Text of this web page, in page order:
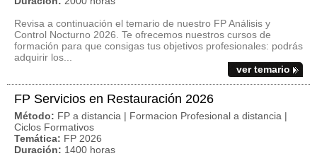
Revisa a continuación el temario de nuestro FP Análisis y
Control Nocturno 2026. Te ofrecemos nuestros cursos de
formación para que consigas tus objetivos profesionales: podrás
adquirir los...
ver temario
FP Servicios en Restauración 2026
Método: FP a distancia | Formacion Profesional a distancia |
Ciclos Formativos
Temática: FP 2026
Duración: 1400 horas